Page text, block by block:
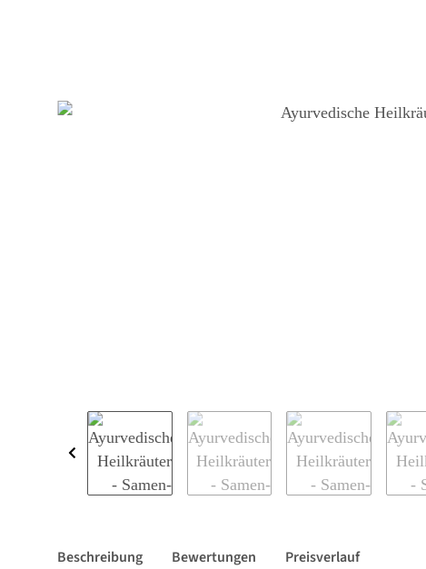
Beschreibung Bewertungen Preisverlauf